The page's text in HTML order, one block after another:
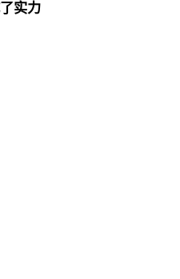
实力